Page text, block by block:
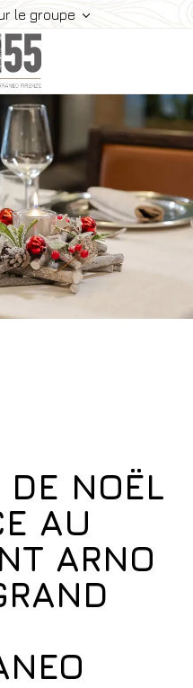
le groupe
Et Bar
Rejoindre
DE NOËL
AU
ARNO